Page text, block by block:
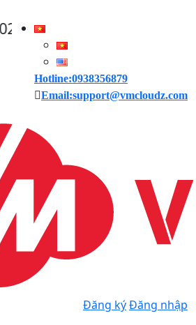
GIẢM GIÁ 30%
Hotline:0938356879
Email:support@vmcloudz.com
Đăng kýĐăng nhập